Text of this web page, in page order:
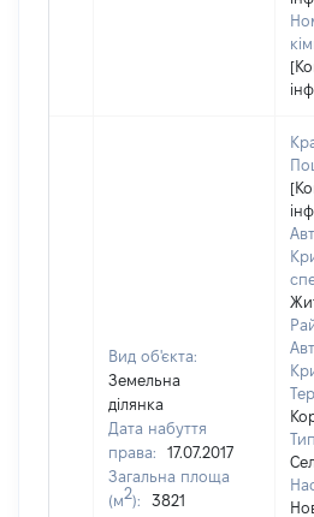
Вид об'єкта:
Земельна
ділянка
Дата набуття
права:
17.07.2017
Загальна площа
(м2):
3821